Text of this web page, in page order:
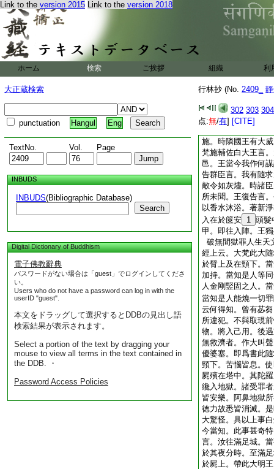
Link to the version 2015 Link to the version 2018
ホーム 検索 ご挨拶 組織 利
大正蔵検索
punctuation Hangul Eng
TextNo. Vol. Page
INBUDS
INBUDS(Bibliographic Database)
Search
Digital Dictionary of Buddhism
電子佛教辭典
パスワードがない場合は「guest」でログインしてくださ
い。
Users who do not have a password can log in with the
userID "guest".
本文をドラッグして選択するとDDBの見出し語
検索結果が表示されます。
Select a portion of the text by dragging your
mouse to view all terms in the text contained in
the DDB. ・
Password Access Policies
行林抄 (No. 2409_
302 303 304
点:無/有] [CITE]
經云。復次大梵毒
長者子。持誦世天
徳刃迦龍王。忘不
常誦持此隨求大明
成就。起悲愍心。
經一遍其毒消滅。
毒不能害
降伏隣敵文
施。時隣國王有大
梵施輔佐白大王言
邑。王當今我作何
告群臣言。我有隨
敵令如灰燼。時諸
所未聞。王復告言
以香水沐浴。著新
入在於篋安 1 頭髮
甲。即往入陣。王
破無間獄罪人生天
經上云。大梵此大
於臂上及在頸下。
加持。當知是人等
人金剛竪固之人。
當知是人能燒一切
云何得知。曾有苾
所違犯。不與取現
物。將入己用。後
無救濟者。作大叫
優婆塞。即爲書此
頸下。苦惱皆息。
屍殯在塔中。其陀
纔入地獄。諸受罪
皆安樂。阿鼻地獄
徳力故悉皆消滅。
大驚怪。具以上事
今當知。此事甚奇
言。汝往滿足城。
於其夜分時。至滿
於屍上。帶此大明